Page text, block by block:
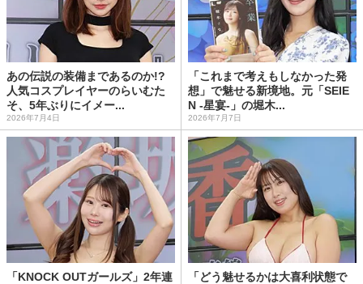
あの伝説の装備まであるのか!?
人気コスプレイヤーのらいむた
そ、5年ぶりにイメー...
2026年7月4日
「これまで考えもしなかった発
想」で魅せる新境地。元「SEIE
N -星宴-」の堀木...
2026年7月7日
「KNOCK OUTガールズ」2年連
「どう魅せるかは大喜利状態で